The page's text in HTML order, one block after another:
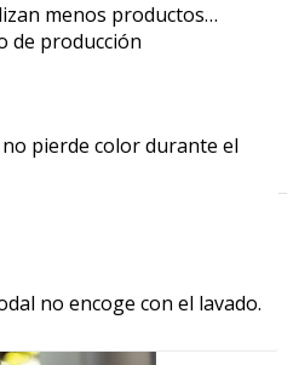
menos productos
de producción
pierde color durante el
no encoge con el lavado.